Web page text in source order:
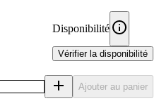
Disponibilité
Vérifier la disponibilité
Ajouter au panier